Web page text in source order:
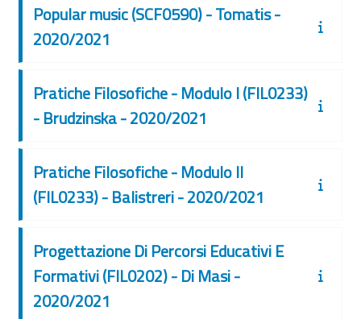
Popular music (SCF0590) - Tomatis -
2020/2021
Pratiche Filosofiche - Modulo I (FIL0233)
- Brudzinska - 2020/2021
Pratiche Filosofiche - Modulo II
(FIL0233) - Balistreri - 2020/2021
Progettazione Di Percorsi Educativi E
Formativi (FIL0202) - Di Masi -
2020/2021